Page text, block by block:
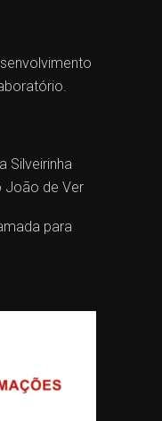
Silveirinha
João de Ver
para